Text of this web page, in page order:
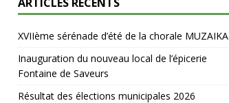
XVIIème sérénade d’été de la chorale MUZAIKA
Inauguration du nouveau local de l’épicerie
Fontaine de Saveurs
Résultat des élections municipales 2026